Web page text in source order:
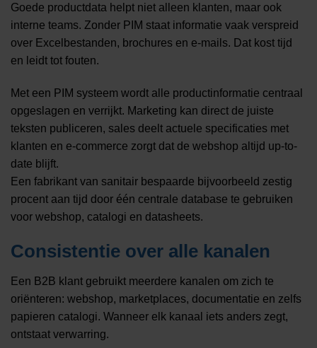
Goede productdata helpt niet alleen klanten, maar ook
interne teams. Zonder PIM staat informatie vaak verspreid
over Excelbestanden, brochures en e-mails. Dat kost tijd
en leidt tot fouten.
Met een PIM systeem wordt alle productinformatie centraal
opgeslagen en verrijkt. Marketing kan direct de juiste
teksten publiceren, sales deelt actuele specificaties met
klanten en e-commerce zorgt dat de webshop altijd up-to-
date blijft.
Een fabrikant van sanitair bespaarde bijvoorbeeld zestig
procent aan tijd door één centrale database te gebruiken
voor webshop, catalogi en datasheets.
Consistentie over alle kanalen
Een B2B klant gebruikt meerdere kanalen om zich te
oriënteren: webshop, marketplaces, documentatie en zelfs
papieren catalogi. Wanneer elk kanaal iets anders zegt,
ontstaat verwarring.